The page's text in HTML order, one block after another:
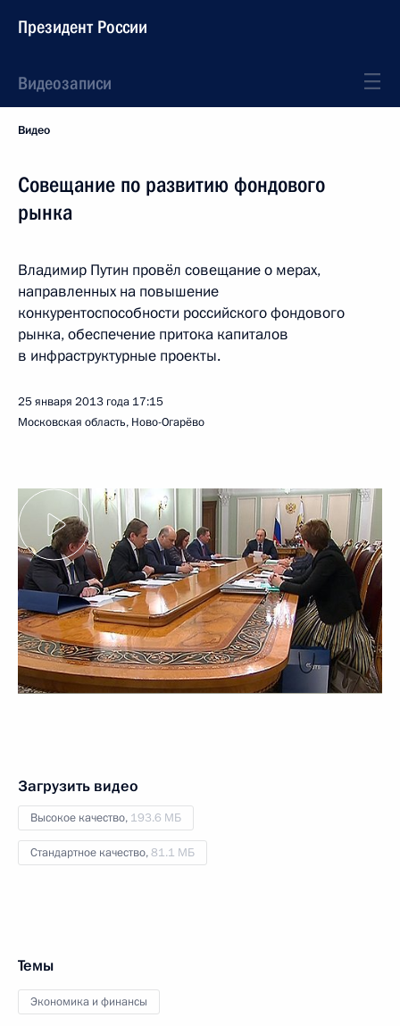
Президент России
Видеозаписи
Видео
Совещание по развитию фондового
рынка
Владимир Путин провёл совещание о мерах,
направленных на повышение
конкурентоспособности российского фондового
рынка, обеспечение притока капиталов
в инфраструктурные проекты.
25 января 2013 года 17:15
Московская область, Ново-Огарёво
Загрузить видео
Высокое качество, 193.6 МБ
Стандартное качество,81.1 МБ
Темы
Экономика и финансы